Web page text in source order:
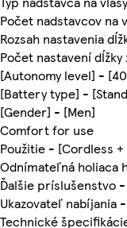
Počet nadstavcov na
Rozsah nastavenia
Počet nastavení
[Autonomy level] -
[Battery type] -
[Gender] - [Men]
Comfort for use
Použitie - [Cordless
Odnímateľná holiaca
Ďalšie príslušenstvo
Ukazovateľ nabíjania -
Technické